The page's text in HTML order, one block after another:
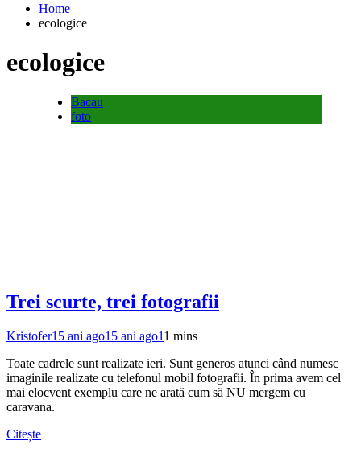
Home
ecologice
ecologice
Bacau
foto
Trei scurte, trei fotografii
Kristofer15 ani ago15 ani ago11 mins
Toate cadrele sunt realizate ieri. Sunt generos atunci când numesc
imaginile realizate cu telefonul mobil fotografii. În prima avem cel
mai elocvent exemplu care ne arată cum să NU mergem cu
caravana.
Citește